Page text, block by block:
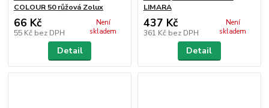
COLOUR 50 růžová Zolux
66 Kč
55 Kč bez DPH
Není
skladem
Detail
LIMARA
437 Kč
361 Kč bez DPH
Není
skladem
Detail